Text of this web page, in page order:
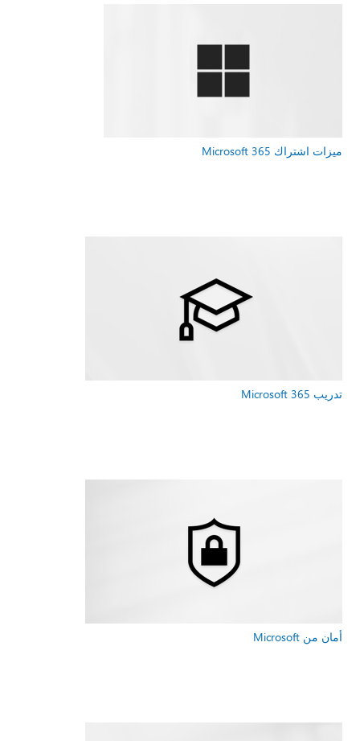
ميزات اشتراك Microsoft 365
تدريب Microsoft 365
أمان من Microsoft